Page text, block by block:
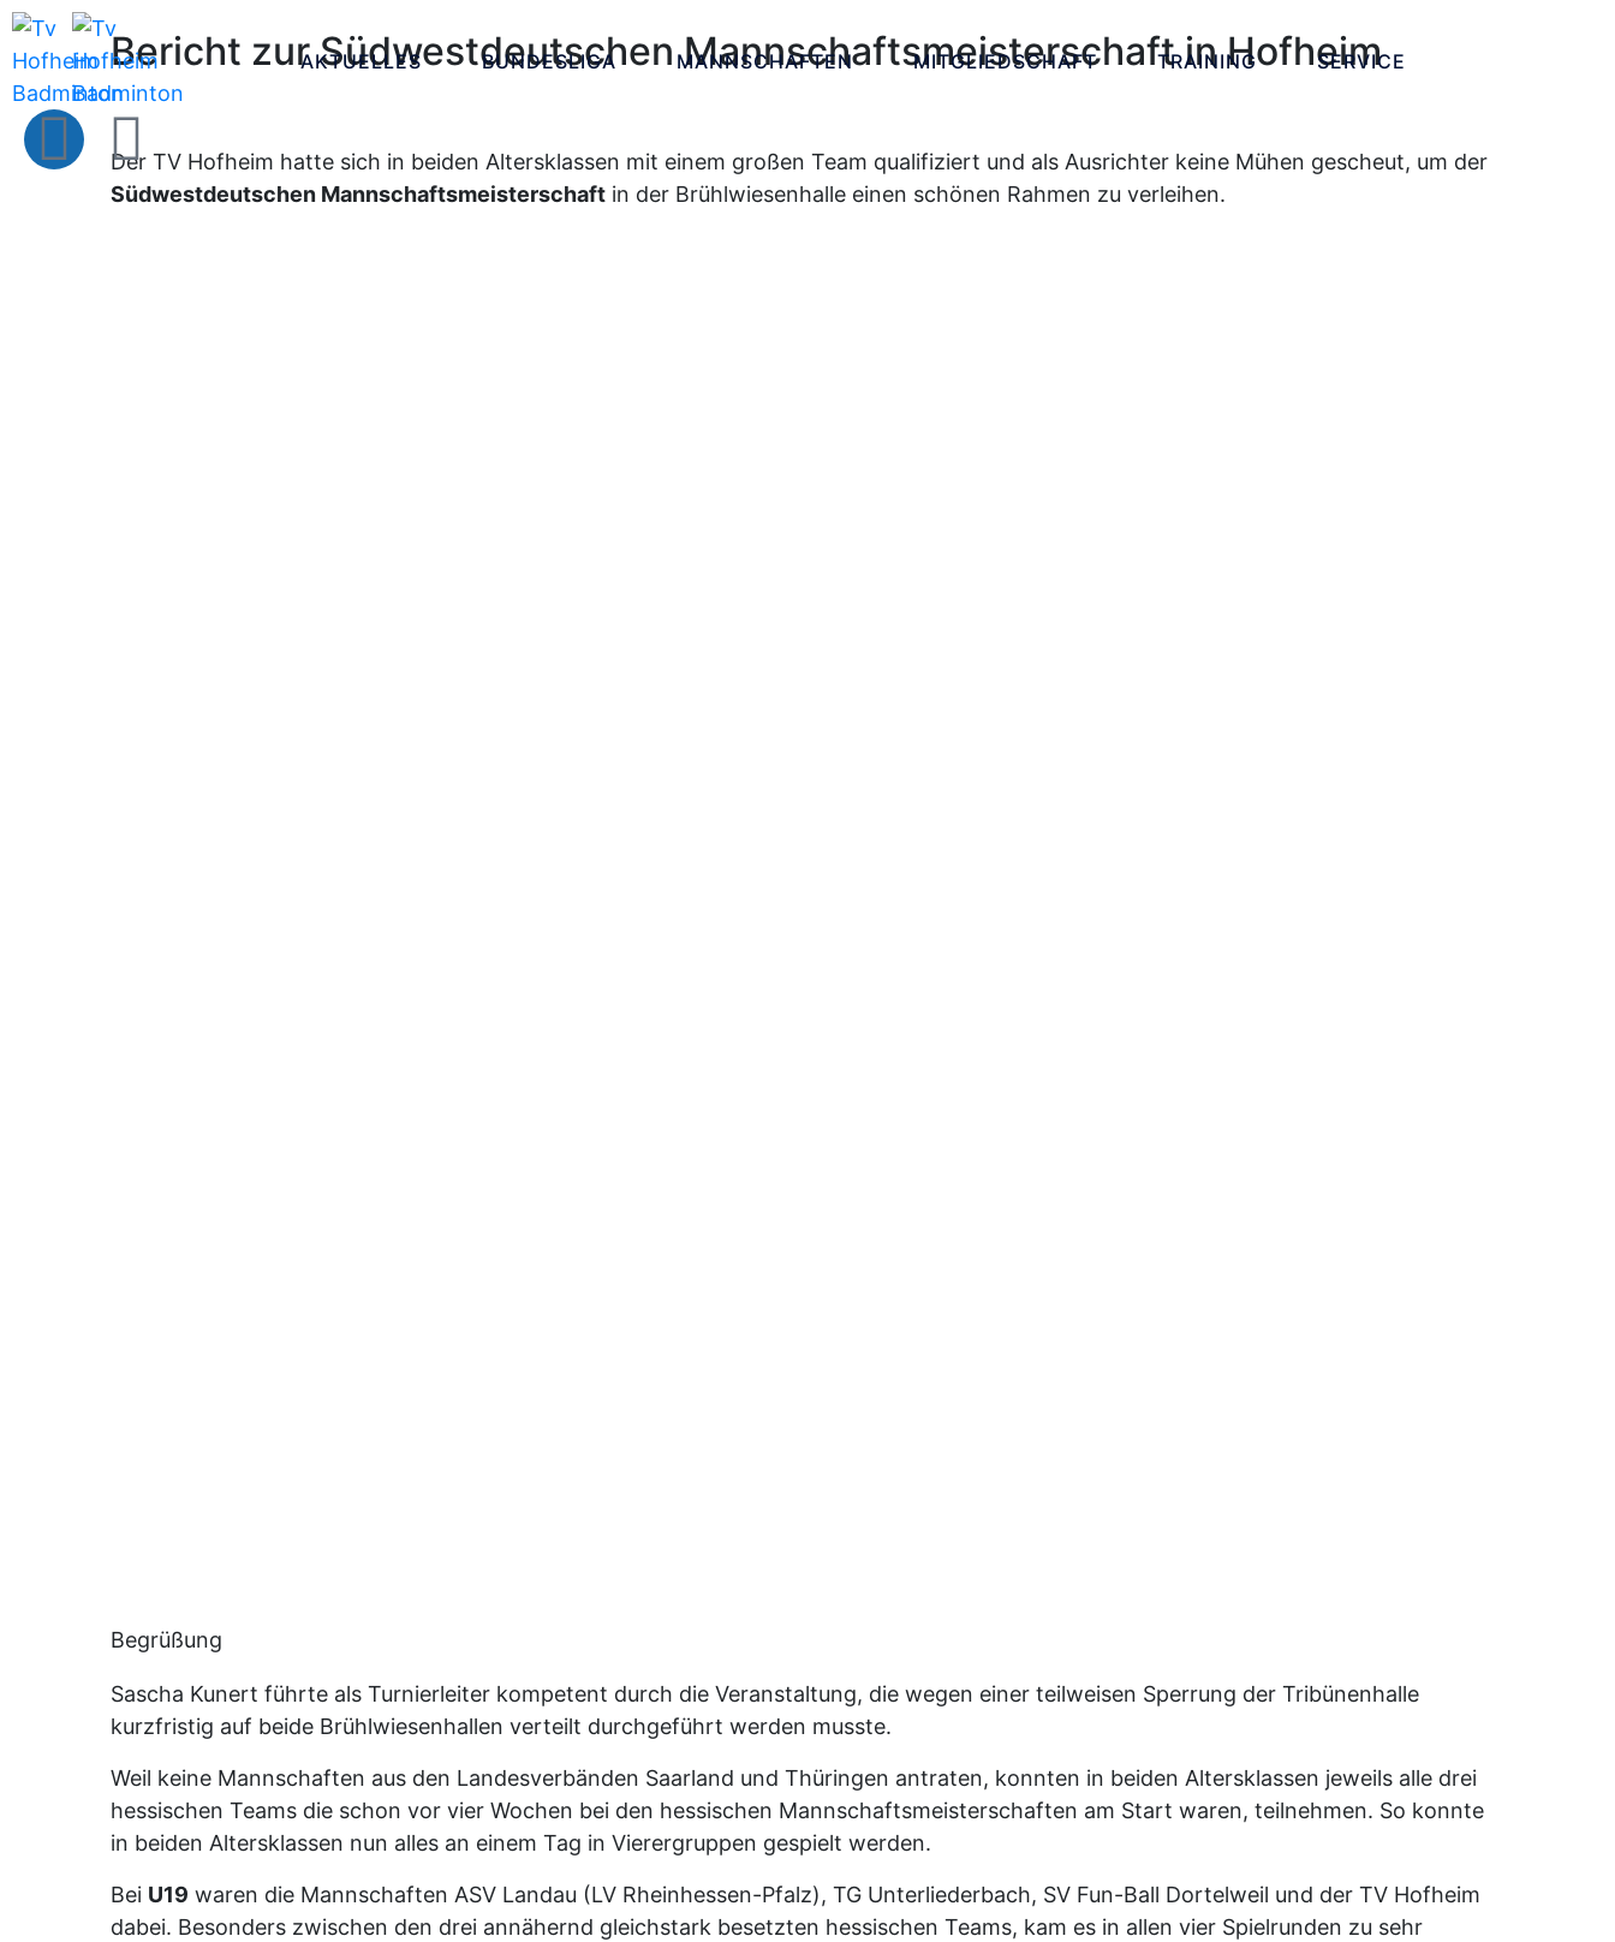
AKTUELLES BUNDESLIGA MANNSCHAFTEN MITGLIEDSCHAFT TRAINING SERVICE
Bericht zur Südwestdeutschen Mannschaftsmeisterschaft in Hofheim
Der TV Hofheim hatte sich in beiden Altersklassen mit einem großen Team qualifiziert und als Ausrichter keine Mühen gescheut, um der
Südwestdeutschen Mannschaftsmeisterschaft in der Brühlwiesenhalle einen schönen Rahmen zu verleihen.
Begrüßung
Sascha Kunert führte als Turnierleiter kompetent durch die Veranstaltung, die wegen einer teilweisen Sperrung der Tribünenhalle
kurzfristig auf beide Brühlwiesenhallen verteilt durchgeführt werden musste.
Weil keine Mannschaften aus den Landesverbänden Saarland und Thüringen antraten, konnten in beiden Altersklassen jeweils alle drei
hessischen Teams die schon vor vier Wochen bei den hessischen Mannschaftsmeisterschaften am Start waren, teilnehmen. So konnte
in beiden Altersklassen nun alles an einem Tag in Vierergruppen gespielt werden.
Bei U19 waren die Mannschaften ASV Landau (LV Rheinhessen-Pfalz), TG Unterliederbach, SV Fun-Ball Dortelweil und der TV Hofheim
dabei. Besonders zwischen den drei annähernd gleichstark besetzten hessischen Teams, kam es in allen vier Spielrunden zu sehr